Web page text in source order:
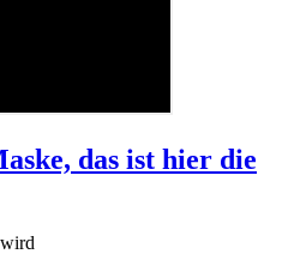
das ist hier die